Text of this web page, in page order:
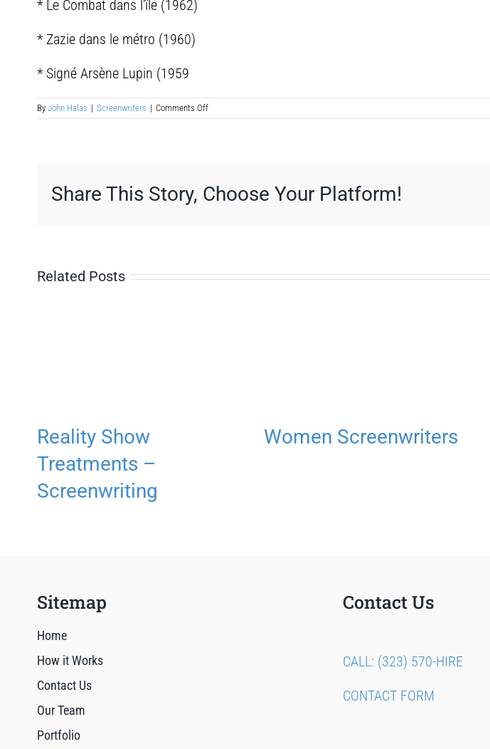
* Le Combat dans l’île (1962)
* Zazie dans le métro (1960)
* Signé Arsène Lupin (1959
By John Halas | Screenwriters | Comments Offon
Jean-
Share This Story, Choose Your Platform!
Related Posts
Reality Show
Treatments –
Screenwriting
Women Screenwriters
Sitemap
Home
How it Works
Contact Us
Our Team
Portfolio
Contact Us
CALL: (323) 570-HIRE
CONTACT FORM